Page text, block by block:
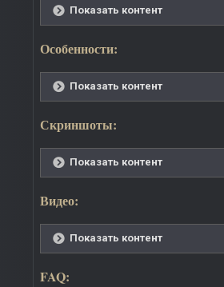
Показать контент
Особенности:
Показать контент
Скриншоты:
Показать контент
Видео:
Показать контент
FAQ: